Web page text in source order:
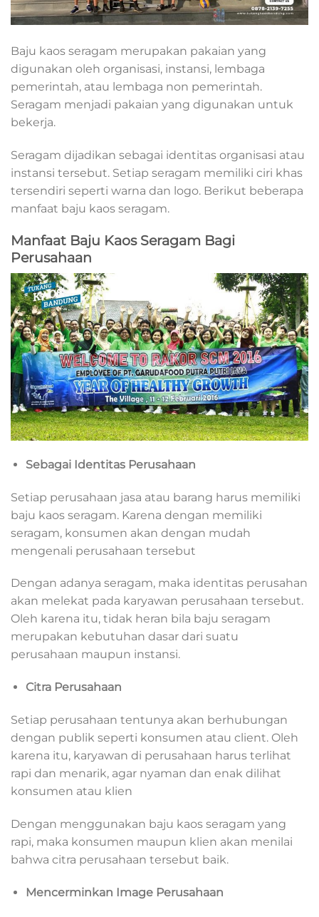
Baju kaos seragam merupakan pakaian yang
digunakan oleh organisasi, instansi, lembaga
pemerintah, atau lembaga non pemerintah.
Seragam menjadi pakaian yang digunakan untuk
bekerja.
Seragam dijadikan sebagai identitas organisasi atau
instansi tersebut. Setiap seragam memiliki ciri khas
tersendiri seperti warna dan logo. Berikut beberapa
manfaat baju kaos seragam.
Manfaat Baju Kaos Seragam Bagi
Perusahaan
Sebagai Identitas Perusahaan
Setiap perusahaan jasa atau barang harus memiliki
baju kaos seragam. Karena dengan memiliki
seragam, konsumen akan dengan mudah
mengenali perusahaan tersebut
Dengan adanya seragam, maka identitas perusahan
akan melekat pada karyawan perusahaan tersebut.
Oleh karena itu, tidak heran bila baju seragam
merupakan kebutuhan dasar dari suatu
perusahaan maupun instansi.
Citra Perusahaan
Setiap perusahaan tentunya akan berhubungan
dengan publik seperti konsumen atau client. Oleh
karena itu, karyawan di perusahaan harus terlihat
rapi dan menarik, agar nyaman dan enak dilihat
konsumen atau klien
Dengan menggunakan baju kaos seragam yang
rapi, maka konsumen maupun klien akan menilai
bahwa citra perusahaan tersebut baik.
Mencerminkan Image Perusahaan